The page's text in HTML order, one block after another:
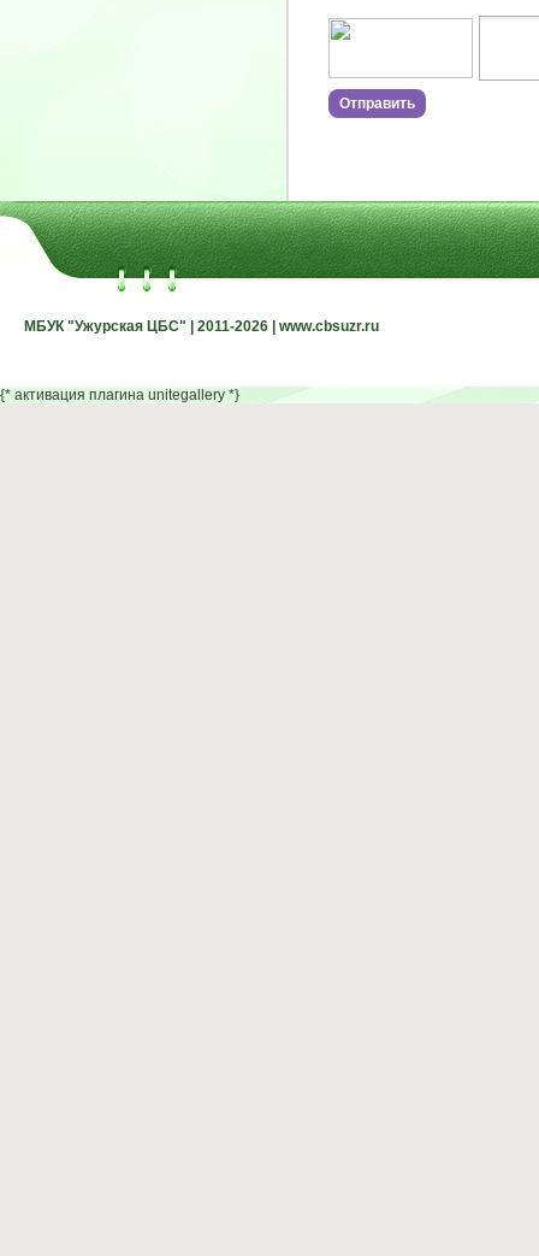
МБУК "Ужурская ЦБС" | 2011-2026 | www.cbsuzr.ru
МБУК "Ужурская ЦБС" | 2011-2026 | www.cbsuzr.ru
{* активация плагина unitegallery *}